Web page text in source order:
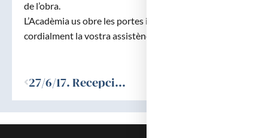
de l’obra.
L’Acadèmia us obre les portes i agrairà molt
cordialment la vostra assistència.
27/6/17. Recepció acadèmics corresponents Dr. Jaume Candell i Dr. José Manuel Mascaró